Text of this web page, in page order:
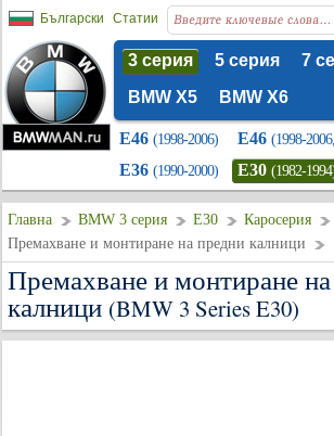
Български Статии
3 серия 5 серия 7
BMW X5
BMW X6
E46 (1998-2006) E46 (1998-
E36 (1990-2000) E30 (1982-
Главна BMW 3 серия E30 Каросерия
Премахване и монтиране на предни калници
Премахване и монтиране
калници (BMW 3 Series E30)